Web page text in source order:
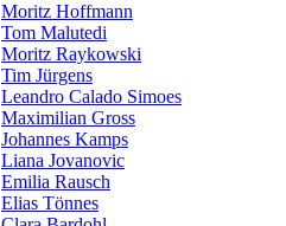
Moritz Hoffmann
Tom Malutedi
Moritz Raykowski
Tim Jürgens
Leandro Calado Simoes
Maximilian Gross
Johannes Kamps
Liana Jovanovic
Emilia Rausch
Elias Tönnes